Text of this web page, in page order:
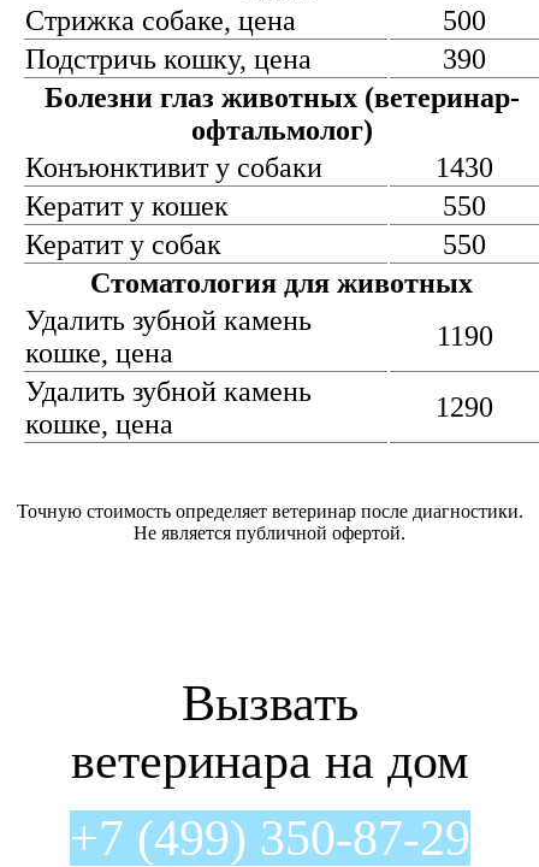
Стрижка собаке, цена
500
Подстричь кошку, цена
390
Болезни глаз животных (ветеринар-
офтальмолог)
Конъюнктивит у собаки
1430
Кератит у кошек
550
Кератит у собак
550
Стоматология для животных
Удалить зубной камень
кошке, цена
1190
Удалить зубной камень
кошке, цена
1290
Точную стоимость определяет ветеринар после диагностики.
Не является публичной офертой.
Вызвать
ветеринара на дом
+7 (499) 350-87-29